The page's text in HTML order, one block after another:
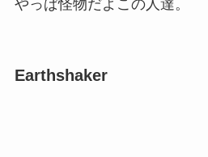
やっぱ怪物だよこの人達。
Earthshaker